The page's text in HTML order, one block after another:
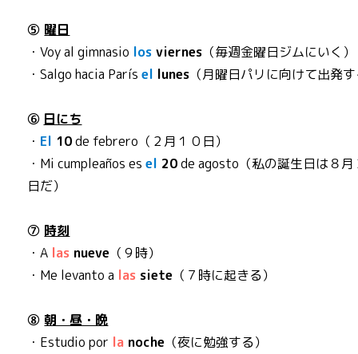
⑤ 曜日
・Voy al gimnasio los viernes （毎週金曜日ジムにいく）
・Salgo hacia Parísel lunes （月曜日パリに向けて出発
⑥ 日にち
・ El 10de febrero（２月１０日）
・Mi cumpleaños esel 20de agosto（私の誕生日は８月
日だ）
⑦ 時刻
・A las nueve （９時）
・Me levanto a las siete （７時に起きる）
⑧朝・昼・晩
・Estudio por la noche （夜に勉強する）